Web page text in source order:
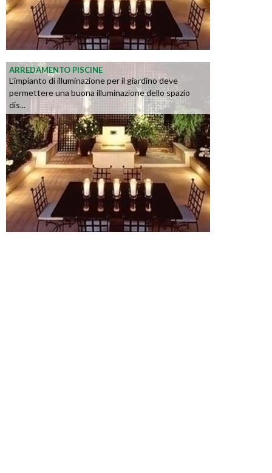
ARREDAMENTO PISCINE
L’impianto di illuminazione per il giardino deve
permettere una buona illuminazione dello spazio
dis...